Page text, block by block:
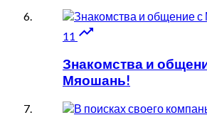
11 
Знакомства и
Мяошань!